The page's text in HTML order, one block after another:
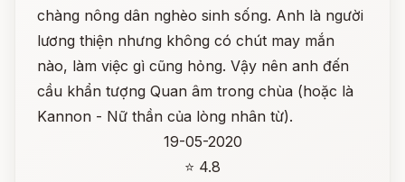
chàng nông dân nghèo sinh sống. Anh là người
lương thiện nhưng không có chút may mắn
nào, làm việc gì cũng hỏng. Vậy nên anh đến
cầu khẩn tượng Quan âm trong chùa (hoặc là
Kannon - Nữ thần của lòng nhân từ).
19-05-2020
⭐ 4.8